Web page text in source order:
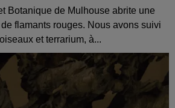
Botanique de Mulhouse abrite une
flamants rouges. Nous avons suivi
et terrarium, à...